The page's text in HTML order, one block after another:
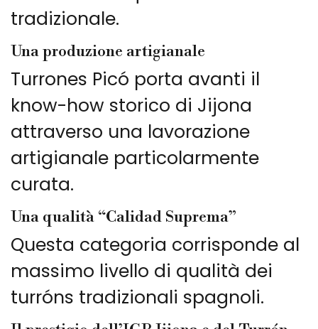
tradizionale.
Una produzione artigianale
Turrones Picó porta avanti il
know-how storico di Jijona
attraverso una lavorazione
artigianale particolarmente
curata.
Una qualità “Calidad Suprema”
Questa categoria corrisponde al
massimo livello di qualità dei
turróns tradizionali spagnoli.